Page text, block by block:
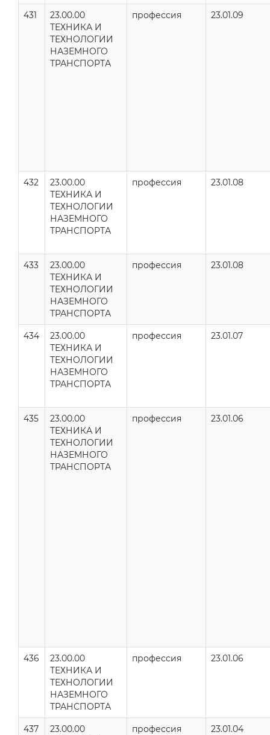
431
23.00.00
ТЕХНИКА И
ТЕХНОЛОГИИ
НАЗЕМНОГО
ТРАНСПОРТА
профессия 23.01.09
432
23.00.00
ТЕХНИКА И
ТЕХНОЛОГИИ
НАЗЕМНОГО
ТРАНСПОРТА
профессия 23.01.08
433
23.00.00
ТЕХНИКА И
ТЕХНОЛОГИИ
НАЗЕМНОГО
ТРАНСПОРТА
профессия 23.01.08
434
23.00.00
ТЕХНИКА И
ТЕХНОЛОГИИ
НАЗЕМНОГО
ТРАНСПОРТА
профессия 23.01.07
435
23.00.00
ТЕХНИКА И
ТЕХНОЛОГИИ
НАЗЕМНОГО
ТРАНСПОРТА
профессия 23.01.06
436
23.00.00
ТЕХНИКА И
ТЕХНОЛОГИИ
НАЗЕМНОГО
ТРАНСПОРТА
профессия 23.01.06
437
23.00.00
профессия 23.01.04